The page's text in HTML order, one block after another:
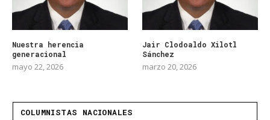
Nuestra herencia
generacional
mayo 22, 2026
Jair Clodoaldo Xilotl
Sánchez
marzo 20, 2026
COLUMNISTAS NACIONALES